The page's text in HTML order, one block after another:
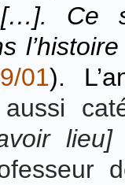
Ce
01).
lieu]